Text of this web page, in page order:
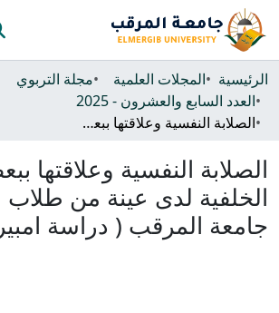
المجتمعات والحاويات
كل دي سبيس
الرئيسية المجلات العلمية
مجلة التربوي
العدد السابع والعشرون - 2025
الصلابة النفسية وعلاقتها ببعض متغيرات الخلفية لدى عينة من طلاب وطالبات جامعة المرقب ( دراسة امبيريقية)
الصلابة النفسية وعلاقتها
الخلفية لدى عينة من طلاب
جامعة المرقب ( دراسة